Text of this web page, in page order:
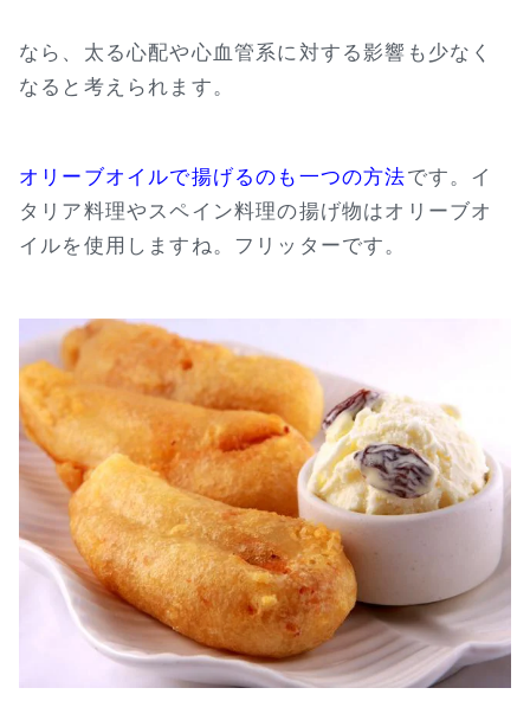
なら、太る心配や心血管系に対する影響も少なく
なると考えられます。
オリーブオイルで揚げるのも一つの方法です。イ
タリア料理やスペイン料理の揚げ物はオリーブオ
イルを使用しますね。フリッターです。